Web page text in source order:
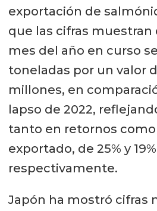
exportación de
que las cifras muestran
mes del año en curso
toneladas por un valor
millones, en
lapso de 2022,
tanto en retornos
exportado, de 25% y 19%
respectivamente.
Japón ha mostró cifras